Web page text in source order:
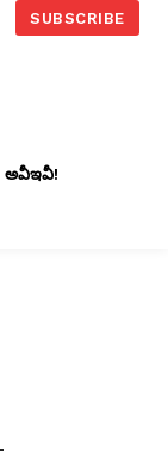
SUBSCRIBE
అవీఇవీ!